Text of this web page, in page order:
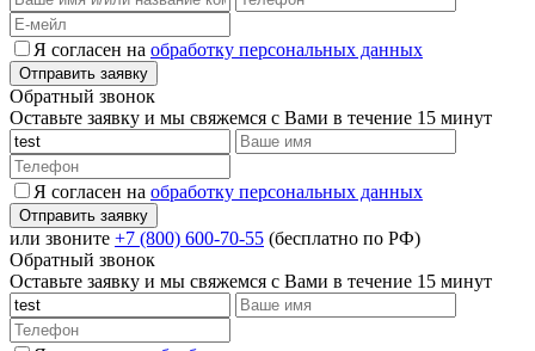
Я согласен на обработку персональных данных
Обратный звонок
Оставьте заявку и мы свяжемся с Вами в течение 15 минут
Я согласен на обработку персональных данных
или звоните +7 (800) 600-70-55 (бесплатно по РФ)
Обратный звонок
Оставьте заявку и мы свяжемся с Вами в течение 15 минут